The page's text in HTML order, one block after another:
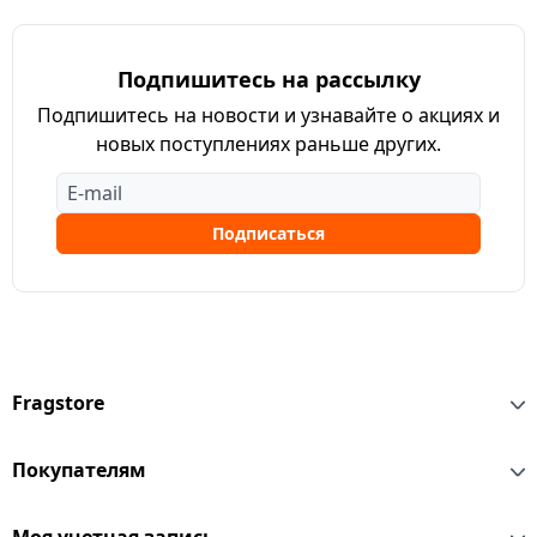
Подпишитесь на рассылку
Подпишитесь на новости и узнавайте о акциях и
новых поступлениях раньше других.
Подписаться
Fragstore
Покупателям